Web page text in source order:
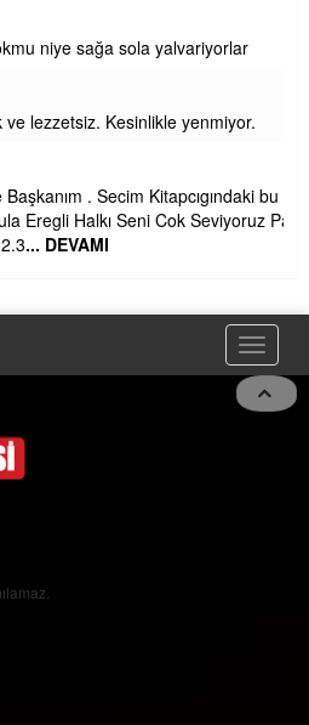
sağa sola yalvariyorlar
Kesinlikle yenmiyor.
. Secim Kitapcıgındaki bu
Halkı Seni Cok Seviyoruz Pazar
Toggle